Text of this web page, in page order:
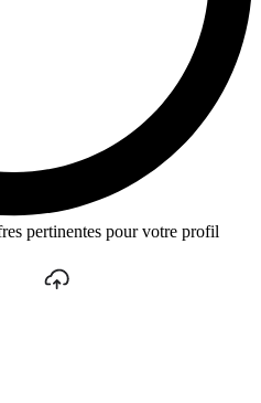
pertinentes pour votre profil